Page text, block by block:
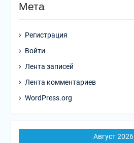
Мета
Регистрация
Войти
Лента записей
Лента комментариев
WordPress.org
Август 2026